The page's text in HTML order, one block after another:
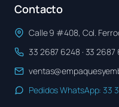
Contacto
Calle 9 #408, Col.
33 2687 6248 · 33 2687
Pedidos WhatsApp: 33